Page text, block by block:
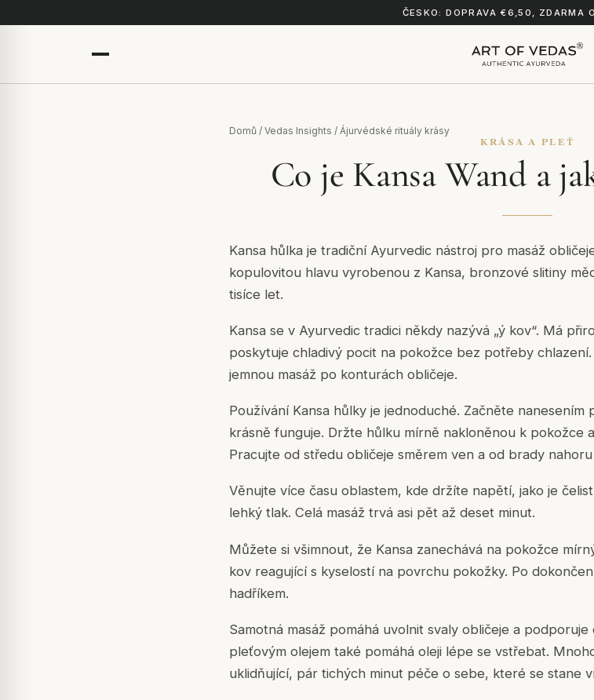
ČESKO: DOPRAVA €6,50, ZDARMA
Domů / Vedas Insights / Ájurvédské rituály krásy
KRÁSA A PLEŤ
Co je Kansa Wand a
Kansa hůlka je tradiční Ayurvedic nástroj pro masáž
kopulovitou hlavu vyrobenou z Kansa, bronzové slitiny
tisíce let.
Kansa se v Ayurvedic tradici někdy nazývá „ý kov“. Má
poskytuje chladivý pocit na pokožce bez potřeby
jemnou masáž po konturách obličeje.
Používání Kansa hůlky je jednoduché. Začněte nanesením
krásně funguje. Držte hůlku mírně nakloněnou k pokožce
Pracujte od středu obličeje směrem ven a od brady
Věnujte více času oblastem, kde držíte napětí, jako je
lehký tlak. Celá masáž trvá asi pět až deset minut.
Můžete si všimnout, že Kansa zanechává na pokožce
kov reagující s kyselostí na povrchu pokožky. Po
hadříkem.
Samotná masáž pomáhá uvolnit svaly obličeje a
pleťovým olejem také pomáhá oleji lépe se vstřebat.
uklidňující, pár tichých minut péče o sebe, které se stane